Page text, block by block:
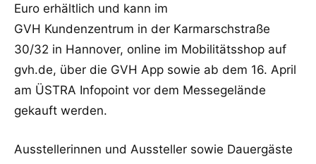
Euro erhältlich und kann im
GVH Kundenzentrum in der Karmarschstraße
30/32 in Hannover, online im Mobilitätsshop auf
gvh.de, über die GVH App sowie ab dem 16. April
am ÜSTRA Infopoint vor dem Messegelände
gekauft werden.
Ausstellerinnen und Aussteller sowie Dauergäste